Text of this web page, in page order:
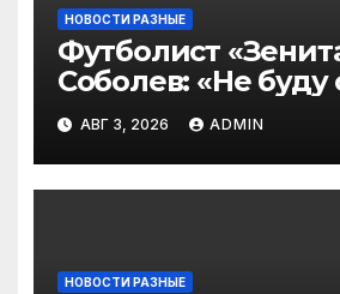
НОВОСТИ РАЗНЫЕ
Футболист
Соболев: «Не буду
— в Оренбурге
тяжело играть»
АВГ 3, 2026 ADMIN
НОВОСТИ РАЗНЫЕ